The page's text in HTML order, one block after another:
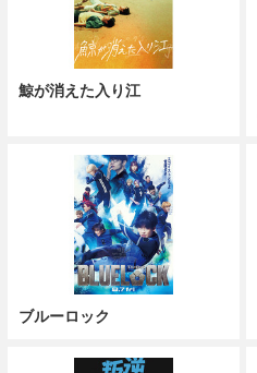
鯨が消えた入り江
ブルーロック